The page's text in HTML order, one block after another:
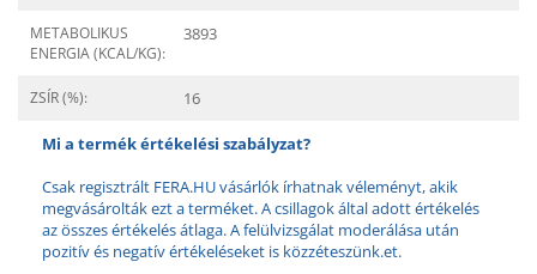
METABOLIKUS
ENERGIA (KCAL/KG):
3893
ZSÍR (%): 16
Mi a termék értékelési szabályzat?
Csak regisztrált FERA.HU vásárlók írhatnak véleményt, akik
megvásárolták ezt a terméket. A csillagok által adott értékelés
az összes értékelés átlaga. A felülvizsgálat moderálása után
pozitív és negatív értékeléseket is közzéteszünk.et.